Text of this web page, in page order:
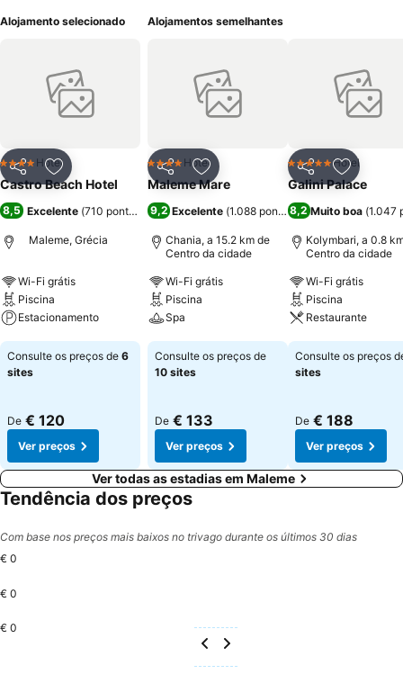
Alojamento selecionado
PartilharAdicionar aos favoritos
4 EstrelasHotel
Castro Beach Hotel
8,5 Excelente (710 pontuações)
Maleme, Grécia
Wi-Fi grátis
Piscina
Estacionamento
Ver preços
Consulte os preços de 6
sites
De € 120
Ver preços
Alojamentos semelhantes
PartilharAdicionar aos favoritos
4 EstrelasHotel
Maleme Mare
9,2 Excelente (1.088 pontuações)
Chania, a 15.2 km de
Centro da cidade
Wi-Fi grátis
Piscina
Spa
Ver preços
Consulte os preços de
10 sites
De € 133
Ver preços
Partilhar
5 EstrelasHotel
Galini Palace
8,2 Muito boa (1.047
Kolymbari, a 0.8
Centro da cidade
Wi-Fi grátis
Piscina
Restaurante
Ver preços
Consulte os preços
sites
De € 188
Ver preços
Ver todas as estadias em Maleme
Tendência dos preços
Com base nos preços mais baixos no trivago durante os últimos 30 dias
€ 0
€ 0
€ 0